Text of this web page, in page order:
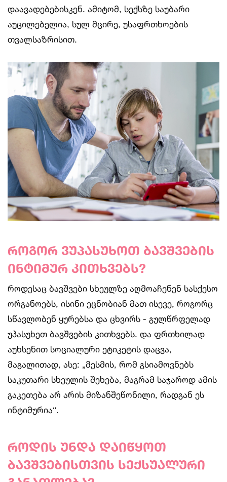
დაავადებებისკენ. ამიტომ, სექსზე საუბარი
აუცილებელია, სულ მცირე, უსაფრთხოების
თვალსაზრისით.
როგორ ვუპასუხოთ ბავშვების
ინტიმურ კითხვებს?
როდესაც ბავშვები სხეულზე აღმოაჩენენ სასქესო
ორგანოებს, ისინი ეცნობიან მათ ისევე, როგორც
სწავლობენ ყურებსა და ცხვირს - გულწრფელად
უპასუხეთ ბავშვების კითხვებს. და ფრთხილად
აუხსენით სოციალური ეტიკეტის დაცვა,
მაგალითად, ასე: „მესმის, რომ გსიამოვნებს
საკუთარი სხეულის შეხება, მაგრამ საჯაროდ ამის
გაკეთება არ არის მიზანშეწონილი, რადგან ეს
ინტიმურია“.
როდის უნდა დაიწყოთ
ბავშვებისთვის სექსუალური